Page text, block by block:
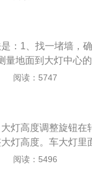
灯和示宽灯采用的
灯不同于大灯能起
和前车。
：1、找一堵墙，
量地面到大灯中心
的地方贴一个水平
属于中型车，车身
，油箱容积为
阅读：5747
灯高度调整旋钮在
灯高度。车大灯里
灯光变得模糊不清
阅读：5496